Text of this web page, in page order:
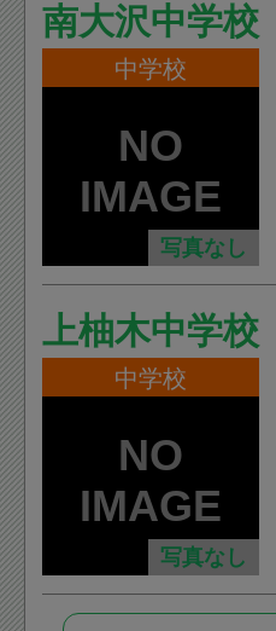
南大沢中学校
中学校
写真なし
上柚木中学校
中学校
写真なし